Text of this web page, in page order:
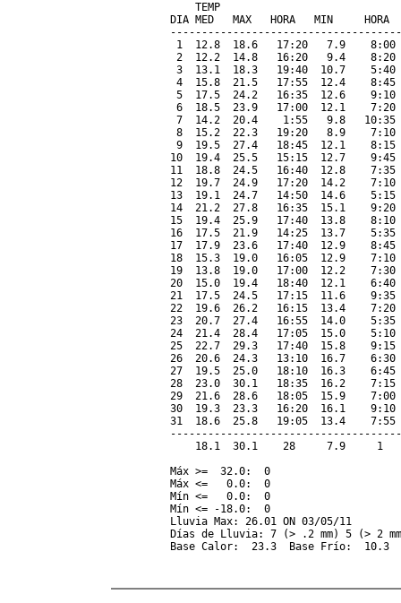
TEMP
DIA MED   MAX   HORA   MIN
1  12.8  18.6   17:20   7.9
2  12.2  14.8   16:20   9.4
3  13.1  18.3   19:40  10.7
4  15.8  21.5   17:55  12.4
5  17.5  24.2   16:35  12.6
6  18.5  23.9   17:00  12.1
7  14.2  20.4    1:55   9.8
8  15.2  22.3   19:20   8.9
9  19.5  27.4   18:45  12.1
10  19.4  25.5   15:15  12.7
11  18.8  24.5   16:40  12.8
12  19.7  24.9   17:20  14.2
13  19.1  24.7   14:50  14.6
14  21.2  27.8   16:35  15.1
15  19.4  25.9   17:40  13.8
16  17.5  21.9   14:25  13.7
17  17.9  23.6   17:40  12.9
18  15.3  19.0   16:05  12.9
19  13.8  19.0   17:00  12.2
20  15.0  19.4   18:40  12.1
21  17.5  24.5   17:15  11.6
22  19.6  26.2   16:15  13.4
23  20.7  27.4   16:55  14.0
24  21.4  28.4   17:05  15.0
25  22.7  29.3   17:40  15.8
26  20.6  24.3   13:10  16.7
27  19.5  25.0   18:10  16.3
28  23.0  30.1   18:35  16.2
29  21.6  28.6   18:05  15.9
30  19.3  23.3   16:20  16.1
31  18.6  25.8   19:05  13.4
18.1  30.1    28     7.9     1
Máx >=  32.0:  0
Máx <=   0.0:  0
Mín <=   0.0:  0
Mín <= -18.0:  0
Lluvia Max: 26.01 ON 03/05/11
Días de Lluvia: 7 (> .2 mm) 5 (> 2